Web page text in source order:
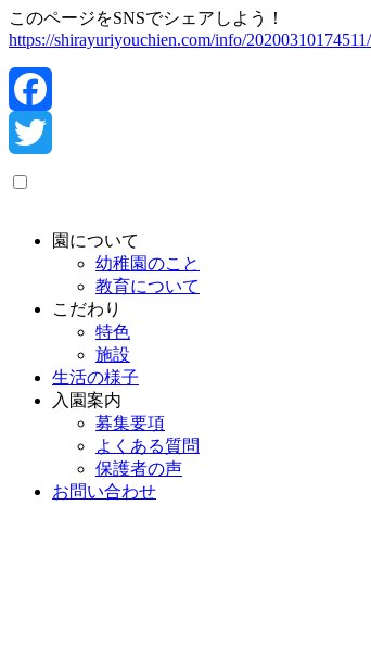
このページをSNSでシェアしよう！
https://shirayuriyouchien.com/info/20200310174511/
Facebook
Twitter
園について
幼稚園のこと
教育について
こだわり
特色
施設
生活の様子
入園案内
募集要項
よくある質問
保護者の声
お問い合わせ